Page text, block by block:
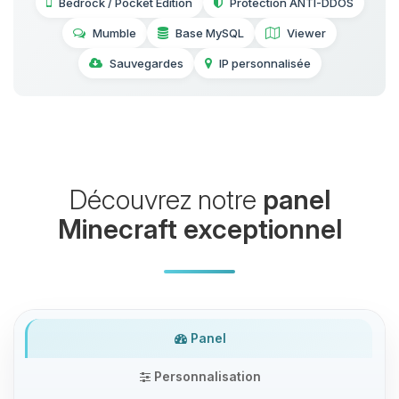
Mumble Base MySQL Viewer
Sauvegardes IP personnalisée
Découvrez notre panel
Minecraft exceptionnel
Panel
Personnalisation